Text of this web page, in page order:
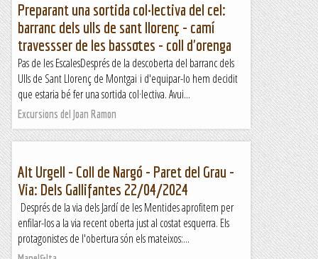
Preparant una sortida col·lectiva del cel:
barranc dels ulls de sant llorenç - camí
travessser de les bassotes - coll d'orenga
Pas de les EscalesDesprés de la descoberta del barranc dels
Ulls de Sant Llorenç de Montgai i d'equipar-lo hem decidit
que estaria bé fer una sortida col·lectiva. Avui...
Excursions del Joan Ramon
Alt Urgell - Coll de Nargó - Paret del Grau -
Via: Dels Gallifantes 22/04/2024
Després de la via dels Jardí de les Mentides aprofitem per
enfilar-los a la via recent oberta just al costat esquerra. Els
protagonistes de l'obertura són els mateixos:...